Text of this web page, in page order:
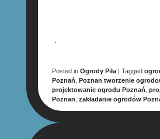
.
Posted in Ogrody Piła | Tagged
Poznań Poznan tworzenie
projektowanie ogrodu Poznań
Poznan zakładanie ogrodów